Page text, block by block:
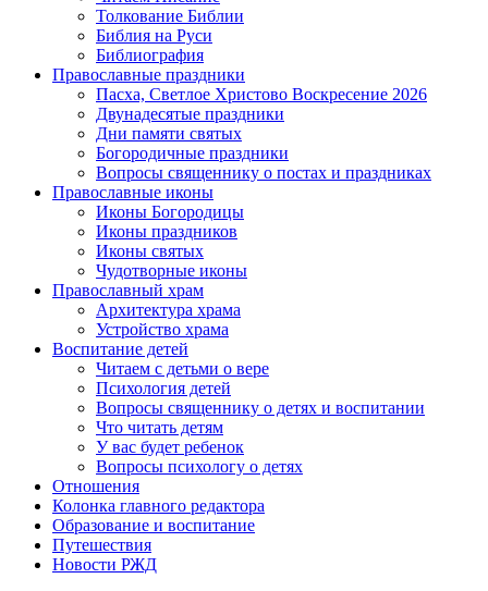
Толкование Библии
Библия на Руси
Библиография
Православные праздники
Пасха, Светлое Христово Воскресение 2026
Двунадесятые праздники
Дни памяти святых
Богородичные праздники
Вопросы священнику о постах и праздниках
Православные иконы
Иконы Богородицы
Иконы праздников
Иконы святых
Чудотворные иконы
Православный храм
Архитектура храма
Устройство храма
Воспитание детей
Читаем с детьми о вере
Психология детей
Вопросы священнику о детях и воспитании
Что читать детям
У вас будет ребенок
Вопросы психологу о детях
Отношения
Колонка главного редактора
Образование и воспитание
Путешествия
Новости РЖД